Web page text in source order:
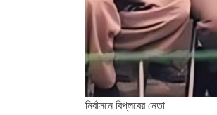
নির্বাসনে বিপ্লবের নেতা